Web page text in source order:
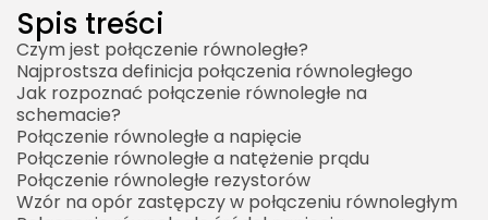
Spis treści
Czym jest połączenie równoległe?
Najprostsza definicja połączenia równoległego
Jak rozpoznać połączenie równoległe na
schemacie?
Połączenie równoległe a napięcie
Połączenie równoległe a natężenie prądu
Połączenie równoległe rezystorów
Wzór na opór zastępczy w połączeniu równoległym
Połączenie równoległe kondensatorów
Dlaczego pojemności się sumują?
Zastosowanie równoległego łączenia
kondensatorów
Połączenie równoległe cewek
Ważna uwaga o sprzężeniu magnetycznym